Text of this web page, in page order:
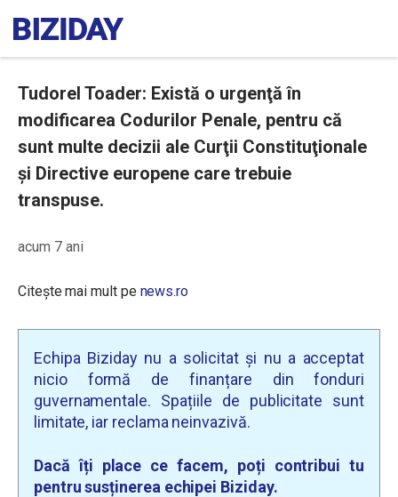
Tudorel Toader: Există o urgenţă în
modificarea Codurilor Penale, pentru că
sunt multe decizii ale Curţii Constituţionale
şi Directive europene care trebuie
transpuse.
acum 7 ani
Citește mai mult pe news.ro
Echipa Biziday nu a solicitat și nu a acceptat
nicio formă de finanțare din fonduri
guvernamentale. Spațiile de publicitate sunt
limitate, iar reclama neinvazivă.
Dacă îți place ce facem, poți contribui tu
pentru susținerea echipei Biziday.